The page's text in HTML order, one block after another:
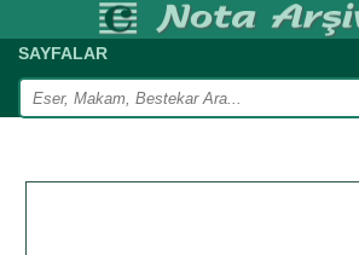
SAYFALAR